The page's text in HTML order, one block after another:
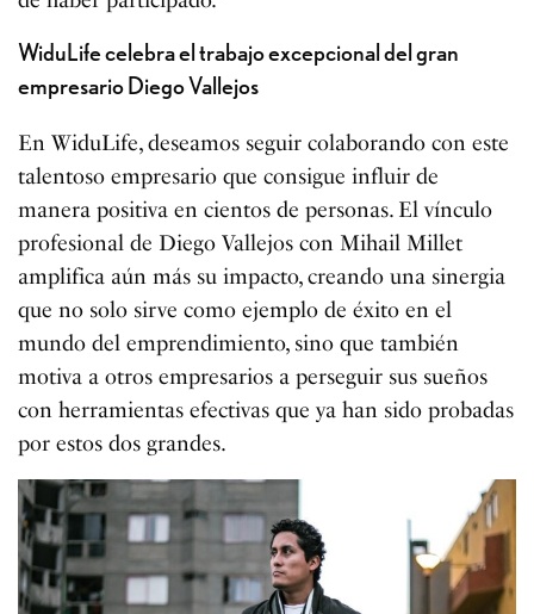
WiduLife celebra el trabajo excepcional del gran
empresario Diego Vallejos
En WiduLife, deseamos seguir colaborando con este
talentoso empresario que consigue influir de
manera positiva en cientos de personas. El vínculo
profesional de Diego Vallejos con Mihail Millet
amplifica aún más su impacto, creando una sinergia
que no solo sirve como ejemplo de éxito en el
mundo del emprendimiento, sino que también
motiva a otros empresarios a perseguir sus sueños
con herramientas efectivas que ya han sido probadas
por estos dos grandes.